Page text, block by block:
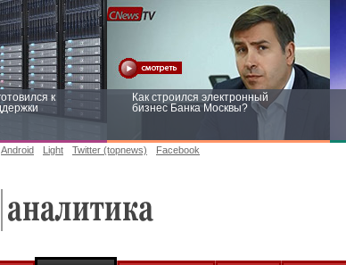
к
Как строился электронный
бизнес Банка Москвы?
Android Light Twitter (topnews) Facebook